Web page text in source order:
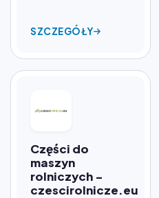
SZCZEGÓŁY
Części do
maszyn
rolniczych -
czescirolnicze.eu